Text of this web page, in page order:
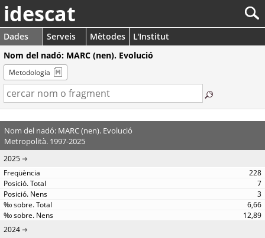
idescat
Dades Serveis Mètodes
L'Institut
Nom del nadó: MARC (nen). Evolució
Metodologia
Nom del nadó: MARC (nen). Evolució
Metropolità. 1997-2025
2025
228
7
3
6,66
12,89
2024